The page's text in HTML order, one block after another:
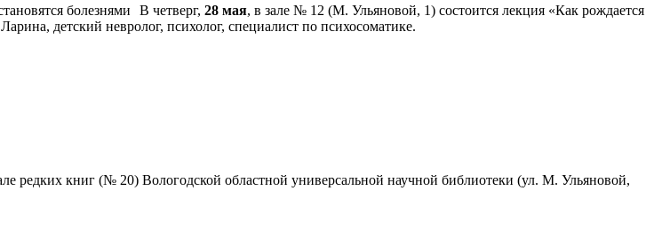
В четверг, 28 мая, в зале № 12 (М. Ульяновой, 1) состоится лекция «Как рождается
детский невролог, психолог, специалист по психосоматике.
редких книг (№ 20) Вологодской областной универсальной научной библиотеки (ул. М. Ульяновой,